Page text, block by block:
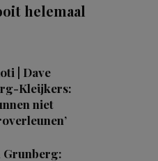
helemaal
| Dave
Kleijkers:
niet
Grunberg: